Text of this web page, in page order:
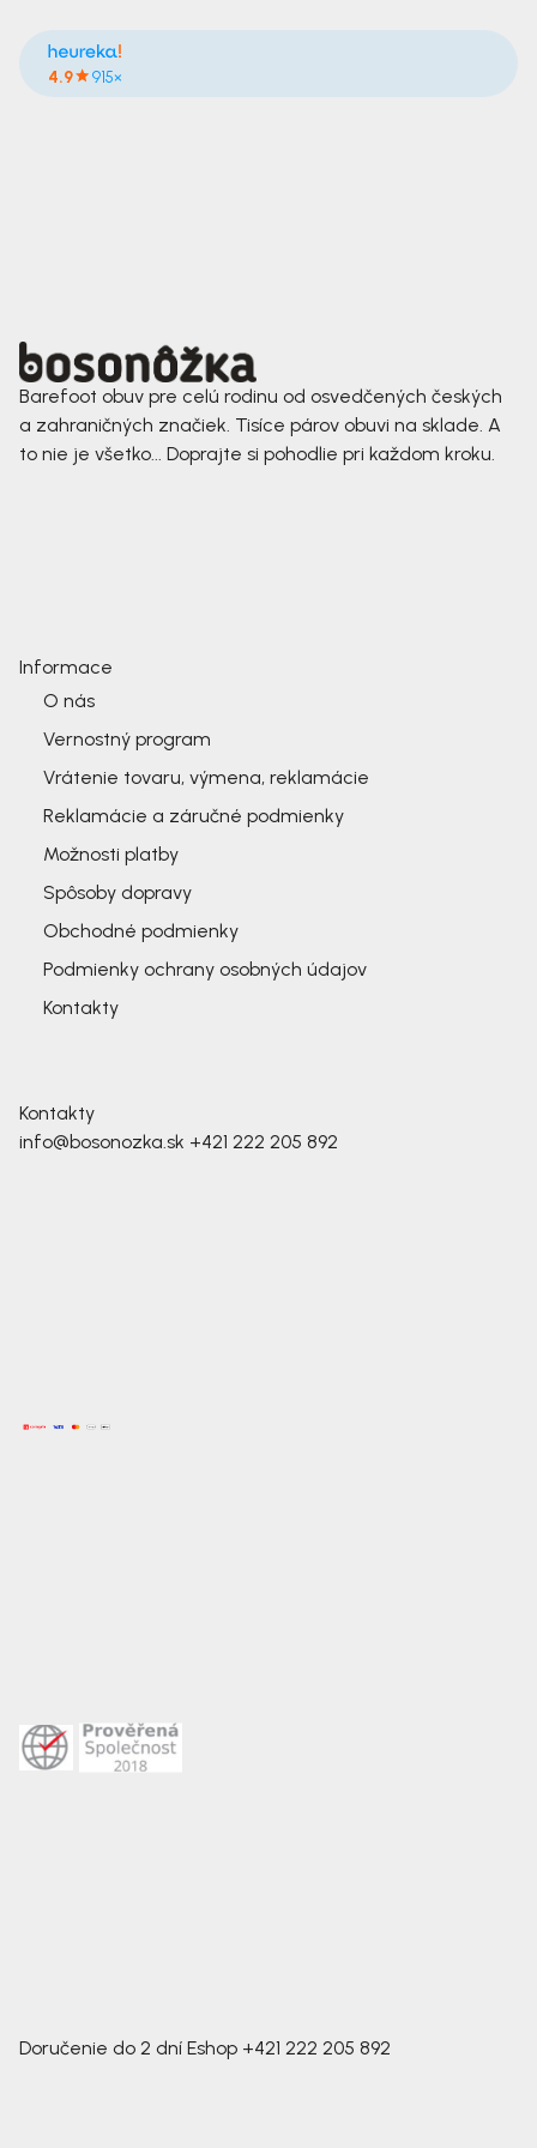
4.9 915×
Barefoot obuv pre celú rodinu od osvedčených českých
a zahraničných značiek. Tisíce párov obuvi na sklade. A
to nie je všetko... Doprajte si pohodlie pri každom kroku.
Informace
O nás
Vernostný program
Vrátenie tovaru, výmena, reklamácie
Reklamácie a záručné podmienky
Možnosti platby
Spôsoby dopravy
Obchodné podmienky
Podmienky ochrany osobných údajov
Kontakty
Kontakty
info@bosonozka.sk +421 222 205 892
Doručenie do 2 dní Eshop +421 222 205 892